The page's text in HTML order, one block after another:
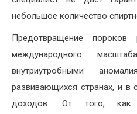
небольшое количество
Предотвращение
международного
внутриутробными
развивающихся странах, и в
доходов. От того, как